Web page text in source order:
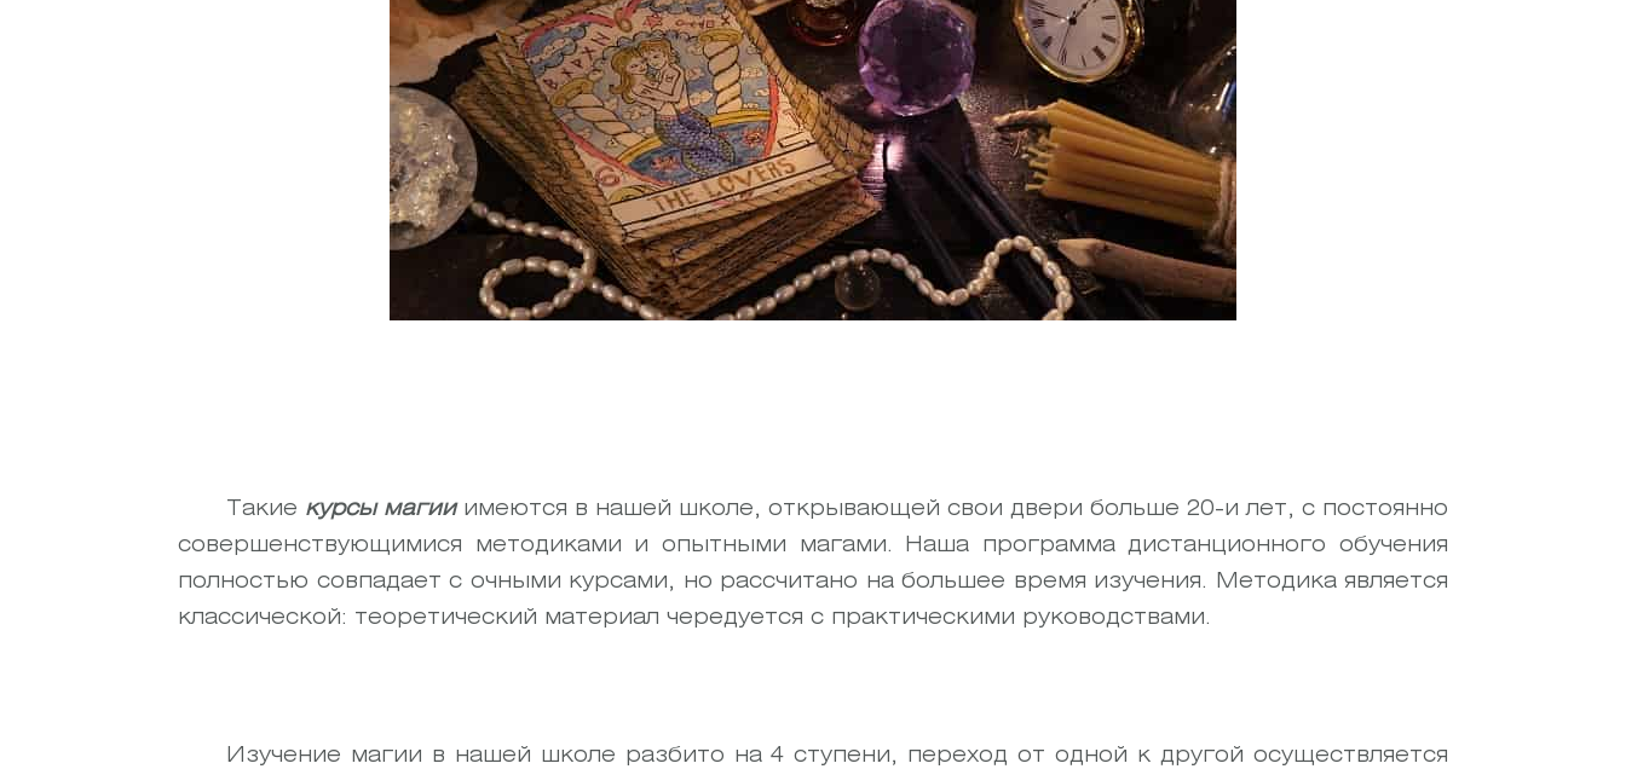
Такие курсы магииимеются в нашей школе, открывающей свои двери больше 20-и лет, с постоянно
совершенствующимися методиками и опытными магами. Наша программа дистанционного обучения
полностью совпадает с очными курсами, но рассчитано на большее время изучения. Методика является
классической: теоретический материал чередуется с практическими руководствами.
Изучение магии в нашей школе разбито на 4 ступени, переход от одной к другой осуществляется